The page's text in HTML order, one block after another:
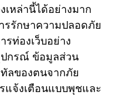
เหล่านี้ได้อย่างมาก
รรักษาความปลอดภัย
ท่องเว็บอย่าง
ปกรณ์ ข้อมูลส่วน
ลของตนจากภัย
แจ้งเตือนแบบพุชและ